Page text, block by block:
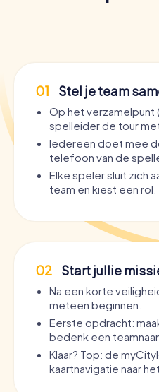
01 Stel je team
Op het verzamelpunt
spelleider de tour
Iedereen doet mee
telefoon van de
Elke speler sluit zich
team en kiest een rol.
02 Start jullie
Na een korte
meteen beginnen.
Eerste opdracht:
bedenk een
Klaar? Top: de
kaartnavigatie naar